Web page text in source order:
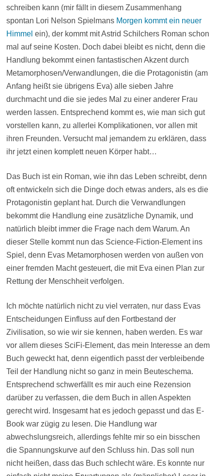
schreiben kann (mir fällt in diesem Zusammenhang
spontan Lori Nelson Spielmans Morgen kommt ein neuer
Himmel ein), der kommt mit Astrid Schilchers Roman schon
mal auf seine Kosten. Doch dabei bleibt es nicht, denn die
Handlung bekommt einen fantastischen Akzent durch
Metamorphosen/Verwandlungen, die die Protagonistin (am
Anfang heißt sie übrigens Eva) alle sieben Jahre
durchmacht und die sie jedes Mal zu einer anderer Frau
werden lassen. Entsprechend kommt es, wie man sich gut
vorstellen kann, zu allerlei Komplikationen, vor allen mit
ihren Freunden. Versucht mal jemandem zu erklären, dass
ihr jetzt einen komplett neuen Körper habt…
Das Buch ist ein Roman, wie ihn das Leben schreibt, denn
oft entwickeln sich die Dinge doch etwas anders, als es die
Protagonistin geplant hat. Durch die Verwandlungen
bekommt die Handlung eine zusätzliche Dynamik, und
natürlich bleibt immer die Frage nach dem Warum. An
dieser Stelle kommt nun das Science-Fiction-Element ins
Spiel, denn Evas Metamorphosen werden von außen von
einer fremden Macht gesteuert, die mit Eva einen Plan zur
Rettung der Menschheit verfolgen.
Ich möchte natürlich nicht zu viel verraten, nur dass Evas
Entscheidungen Einfluss auf den Fortbestand der
Zivilisation, so wie wir sie kennen, haben werden. Es war
vor allem dieses SciFi-Element, das mein Interesse an dem
Buch geweckt hat, denn eigentlich passt der verbleibende
Teil der Handlung nicht so ganz in mein Beuteschema.
Entsprechend schwerfällt es mir auch eine Rezension
darüber zu verfassen, die dem Buch in allen Aspekten
gerecht wird. Insgesamt hat es jedoch gepasst und das E-
Book war zügig zu lesen. Die Handlung war
abwechslungsreich, allerdings fehlte mir so ein bisschen
die Spannungskurve auf den Schluss hin. Das soll nun
nicht heißen, dass das Buch schlecht wäre. Es konnte nur